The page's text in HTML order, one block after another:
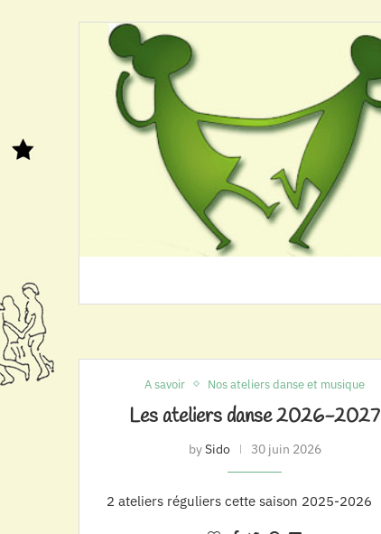
A savoir Nos ateliers danse et musique
Les ateliers danse 2026-2027
bySido 30 juin 2026
2 ateliers réguliers cette saison 2025-2026